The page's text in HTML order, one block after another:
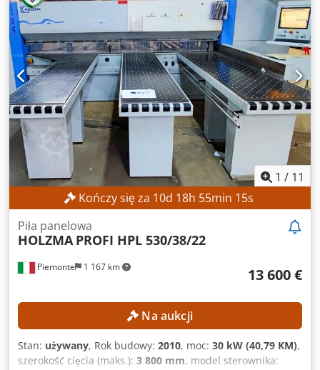
1 / 11
Kończy się za 10d 18h 55min 13s
Piemonte 1 167 km
Piła panelowa
HOLZMA PROFI HPL 530/38/22
13 600 €
Na aukcji
Stan: używany, Rok budowy: 2010, moc: 30 kW (40,79 KM),
szerokość cięcia (maks.): 3 800 mm, model sterownika: